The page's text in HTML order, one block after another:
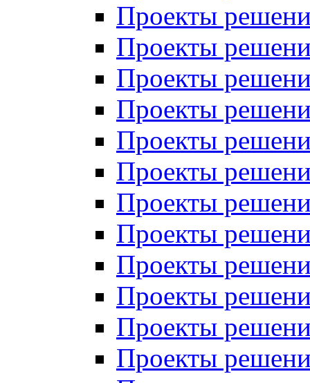
Проекты
Проекты
Проекты
Проекты
Проекты
Проекты
Проекты
Проекты
Проекты
Проекты
Проекты
Проекты